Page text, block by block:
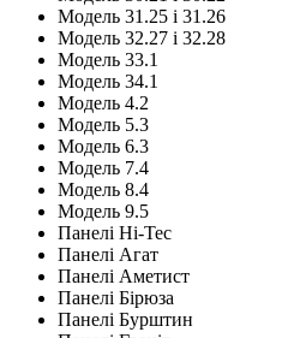
Модель 31.25 і 31.26
Модель 32.27 і 32.28
Модель 33.1
Модель 34.1
Модель 4.2
Модель 5.3
Модель 6.3
Модель 7.4
Модель 8.4
Модель 9.5
Панелі Hi-Tec
Панелі Агат
Панелі Аметист
Панелі Бірюза
Панелі Бурштин